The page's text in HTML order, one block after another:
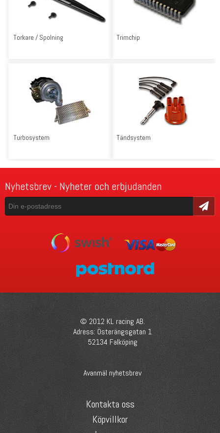
Torkare / Spolning Trimchip
Turbosystem Tändsystem
Nyhetsbrev - Nyheter och erbjudanden
Skicka
© 2012 KL racing AB.
Adress: Österängsgatan 1
52134 Falköping
Avanmäl nyhetsbrev
Kontakta oss
Köpvillkor